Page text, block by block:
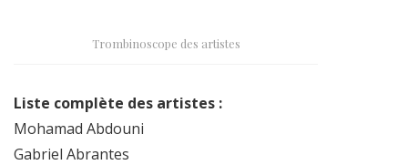
Trombinoscope des artistes
Liste complète des artistes :
Mohamad Abdouni
Gabriel Abrantes